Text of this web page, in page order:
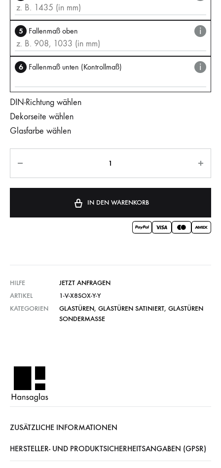
5 Fallenmaß oben i
6 Fallenmaß unten (Kontrollmaß) i
DIN-Richtung wählen
Dekorseite wählen
Glasfarbe wählen
IN DEN WARENKORB
HILFE
JETZT ANFRAGEN
ARTIKEL
1-V-X8SOX-Y-Y
KATEGORIEN
GLASTÜREN, GLASTÜREN SATINIERT, GLASTÜREN
SONDERMASSE
ZUSÄTZLICHE INFORMATIONEN
HERSTELLER- UND PRODUKTSICHERHEITSANGABEN (GPSR)